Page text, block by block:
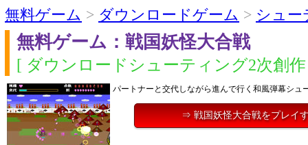
無料ゲーム > ダウンロードゲーム > シュー
無料ゲーム：戦国妖怪大合戦
[ ダウンロードシューティング2次創
パートナーと交代しながら進んで行く和風弾幕シュ
⇒ 戦国妖怪大合戦をプレイ